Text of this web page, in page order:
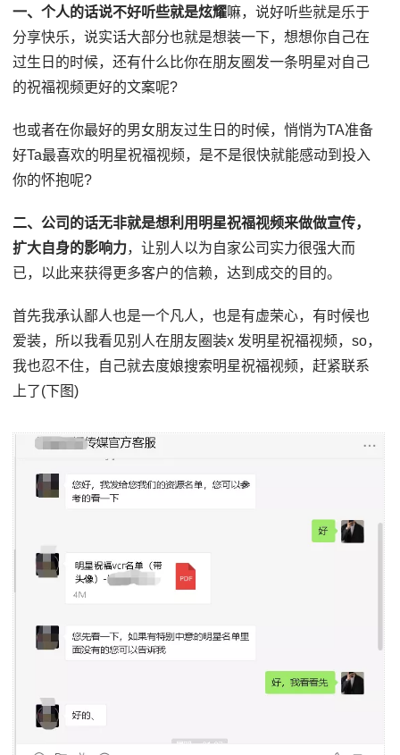
一、个人的话说不好听些就是炫耀嘛，说好听些就是乐于
分享快乐，说实话大部分也就是想装一下，想想你自己在
过生日的时候，还有什么比你在朋友圈发一条明星对自己
的祝福视频更好的文案呢?
也或者在你最好的男女朋友过生日的时候，悄悄为TA准备
好Ta最喜欢的明星祝福视频，是不是很快就能感动到投入
你的怀抱呢?
二、公司的话无非就是想利用明星祝福视频来做做宣传，
扩大自身的影响力，让别人以为自家公司实力很强大而
已，以此来获得更多客户的信赖，达到成交的目的。
首先我承认鄙人也是一个凡人，也是有虚荣心，有时候也
爱装，所以我看见别人在朋友圈装x 发明星祝福视频，so，
我也忍不住，自己就去度娘搜索明星祝福视频，赶紧联系
上了(下图)